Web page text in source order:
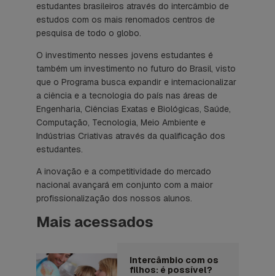
estudantes brasileiros através do intercâmbio de
estudos com os mais renomados centros de
pesquisa de todo o globo.
O investimento nesses jovens estudantes é
também um investimento no futuro do Brasil, visto
que o Programa busca expandir e internacionalizar
a ciência e a tecnologia do país nas áreas de
Engenharia, Ciências Exatas e Biológicas, Saúde,
Computação, Tecnologia, Meio Ambiente e
Indústrias Criativas através da qualificação dos
estudantes.
A inovação e a competitividade do mercado
nacional avançará em conjunto com a maior
profissionalização dos nossos alunos.
Mais acessados
Intercâmbio com os
filhos: é possível?